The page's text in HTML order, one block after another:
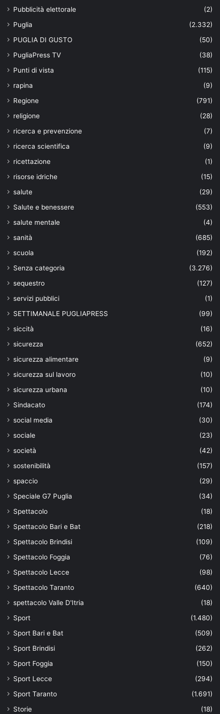
Pubblicità elettorale
(2)
Puglia
(2.332)
PUGLIA DI GUSTO
(50)
PugliaPress TV
(38)
Punti di vista
(115)
rapina
(9)
Regione
(791)
religione
(28)
ricerca e prevenzione
(7)
ricerca scientifica
(9)
ricettazione
(1)
risorse idriche
(15)
salute
(29)
Salute e benessere
(553)
salute mentale
(4)
sanità
(685)
scuola
(192)
Senza categoria
(3.276)
sequestro
(127)
servizi pubblici
(1)
SETTIMANALE PUGLIAPRESS
(99)
siccità
(16)
sicurezza
(652)
sicurezza alimentare
(9)
sicurezza sul lavoro
(10)
sicurezza urbana
(10)
Sindacato
(174)
social media
(30)
sociale
(23)
società
(42)
sostenibilità
(157)
spaccio
(29)
Speciale G7 Puglia
(34)
Spettacolo
(18)
Spettacolo Bari e Bat
(218)
Spettacolo Brindisi
(109)
Spettacolo Foggia
(76)
Spettacolo Lecce
(98)
Spettacolo Taranto
(640)
spettacolo Valle D'Itria
(18)
Sport
(1.480)
Sport Bari e Bat
(509)
Sport Brindisi
(262)
Sport Foggia
(150)
Sport Lecce
(294)
Sport Taranto
(1.691)
Storie
(18)